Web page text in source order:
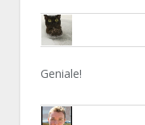
SNESSO
Geniale!